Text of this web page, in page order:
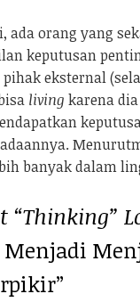
ada orang yang
keputusan
eksternal
living karena
banyak dalam
“Thinking”
Menjadi